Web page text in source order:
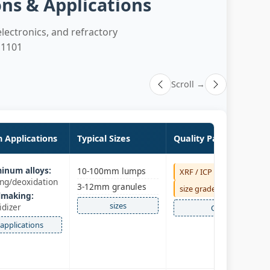
and refractory
Scroll →
Applications Typical Sizes Quality Parameters
alloys:
deoxidation
applications
10-100mm lumps
3-12mm granules
sizes
XRF / ICP
size graded
QC